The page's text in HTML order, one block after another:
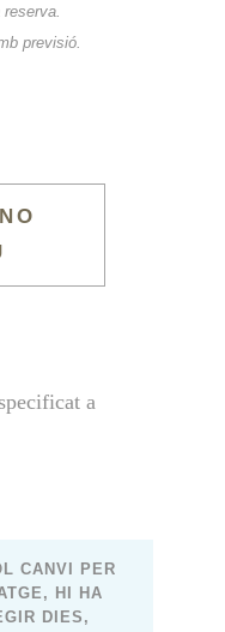
previsió.
a
CANVI PER
HI HA
DIES,